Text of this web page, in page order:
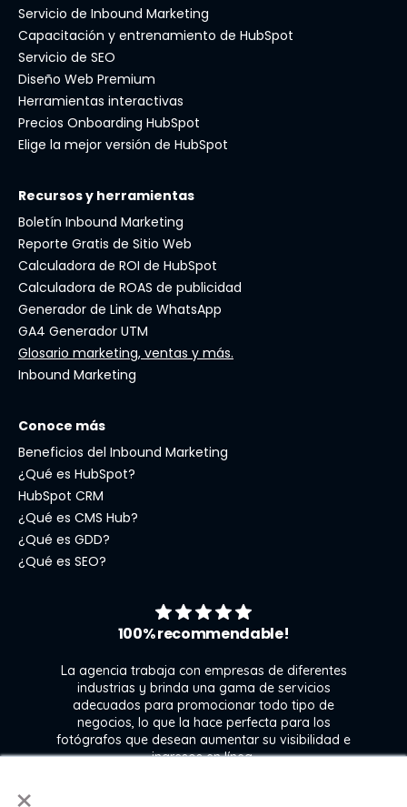
×
Servicio de Inbound Marketing
Capacitación y entrenamiento de HubSpot
Servicio de SEO
Diseño Web Premium
Herramientas interactivas
Precios Onboarding HubSpot
Elige la mejor versión de HubSpot
Recursos y herramientas
Boletín Inbound Marketing
Reporte Gratis de Sitio Web
Calculadora de ROI de HubSpot
Calculadora de ROAS de publicidad
Generador de Link de WhatsApp
GA4 Generador UTM
Glosario marketing, ventas y más.
Inbound Marketing
Conoce más
Beneficios del Inbound Marketing
¿Qué es HubSpot?
HubSpot CRM
¿Qué es CMS Hub?
¿Qué es GDD?
¿Qué es SEO?
100% recommendable!
La agencia trabaja con empresas de diferentes
industrias y brinda una gama de servicios
adecuados para promocionar todo tipo de
negocios, lo que la hace perfecta para los
fotógrafos que desean aumentar su visibilidad e
ingresos en línea.